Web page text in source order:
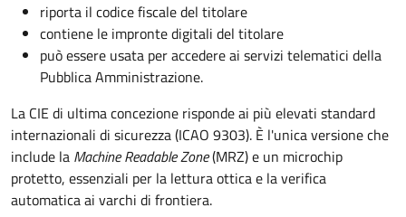
riporta il codice fiscale del titolare
contiene le impronte digitali del titolare
può essere usata per accedere ai servizi telematici della
Pubblica Amministrazione.
La CIE di ultima concezione risponde ai più elevati standard
internazionali di sicurezza (ICAO 9303). È l'unica versione che
include la Machine Readable Zone(MRZ) e un microchip
protetto, essenziali per la lettura ottica e la verifica
automatica ai varchi di frontiera.